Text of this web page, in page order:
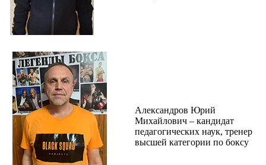
Александров Юрий
Михайлович – кандидат
педагогических наук, тренер
высшей категории по боксу